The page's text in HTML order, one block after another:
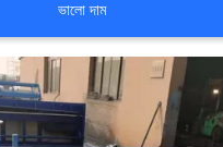
ভালো দাম